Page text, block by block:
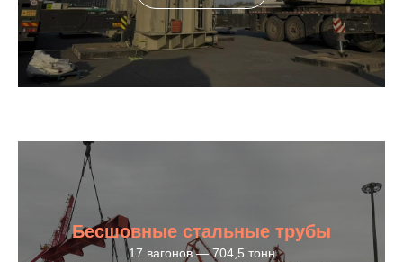
Бесшовные стальные трубы
17 вагонов — 704,5 тонн